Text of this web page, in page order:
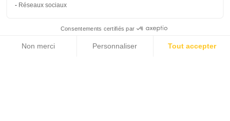
Réseaux sociaux
Consentements certifiés par
Non merci Personnaliser Tout accepter
Cliquez-ici pour modifier vos préférences en matière de cookies
💬Besoin d'aide ?